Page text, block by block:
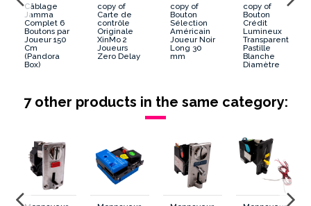
Câblage
Jamma
Complet 6
Boutons par
Joueur 150
Cm
(Pandora
Box)
copy of
Carte de
contrôle
Originale
XinMo 2
Joueurs
Zero Delay
copy of
Bouton
Sélection
Américain
Joueur Noir
Long 30
mm
copy of
Bouton
Crédit
Lumineux
Transparent
Pastille
Blanche
Diamètre
7 other products in the same category: